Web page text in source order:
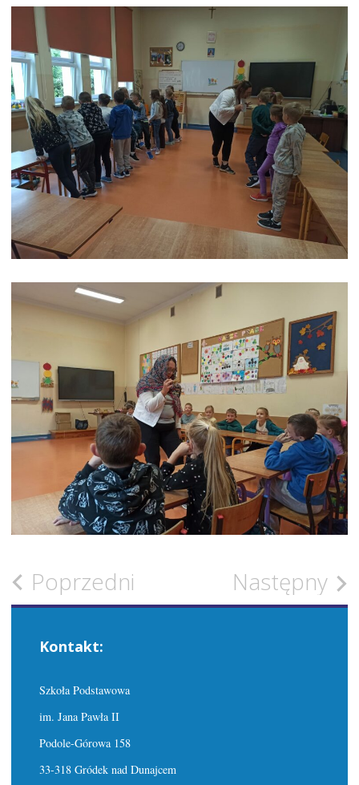
Zobacz
Poprzedni Następny
Kontakt:
Szkoła Podstawowa
im. Jana Pawła II
Podole-Górowa 158
33-318 Gródek nad Dunajcem